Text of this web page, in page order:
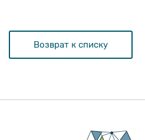
Возврат к списку